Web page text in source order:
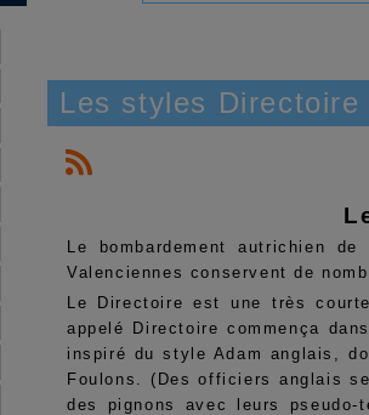
Les styles
Le bombardement autrichien
Valenciennes conservent de
Le Directoire est une très
appelé Directoire commença
inspiré du style Adam anglais,
Foulons. (Des officiers anglais
des pignons avec leurs